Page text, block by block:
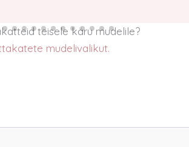
teisele käru mudelile?
mudelivalikut.